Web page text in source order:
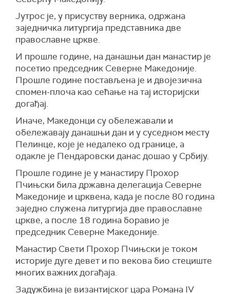
Јутрос је, у присуству верника, одржана
заједничка литургија представника две
православне цркве.
И прошле године, на данашњи дан манастир је
посетио председник Северне Македоније.
Прошле године постављена је и двојезична
спомен-плоча као сећање на тај историјски
догађај.
Иначе, Македонци су обележавали и
обележавају данашњи дан и у суседном месту
Пелинце, које је недалеко од границе, а
одакле је Пендаровски данас дошао у Србију.
Прошле године је у манастиру Прохор
Пчињски била државна делегација Северне
Македоније и црквена, када је после 80 година
заједно служена литургија две православне
цркве, а после 18 година боравио је
председник Северне Македоније.
Манастир Свети Прохор Пчињски је током
историје дуге девет и по векова био стециште
многих важних догађаја.
Задужбина је византијског цара Романа IV